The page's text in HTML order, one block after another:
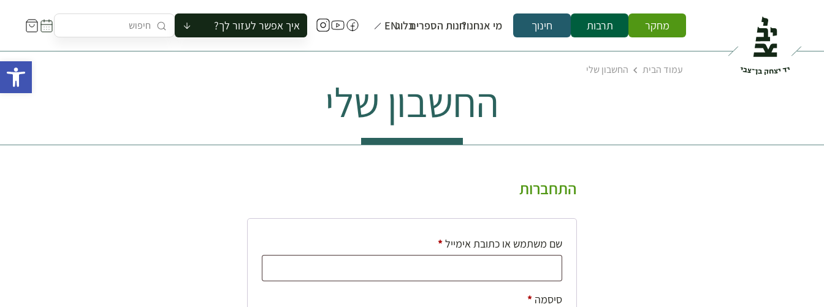
מחקר תרבות חינוך מי אנחנו?חנות הספריםבלוגEN איך אפשר לעזור לך?
להזמין סיור לקבוצה
לתאם ביקור בצריף
עמוד הבית החשבון שלי
החשבון שלי
התחברות
שם משתמש או כתובת אימייל*חובה
סיסמה*חובה